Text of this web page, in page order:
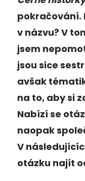
pokračování.
v názvu? V
jsem
jsou sice
avšak
na to, aby si
Nabízí se
naopak
V
otázku najít